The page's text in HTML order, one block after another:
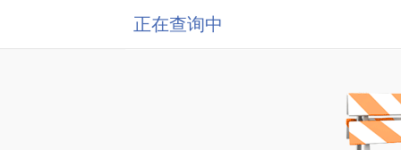
正在查询中